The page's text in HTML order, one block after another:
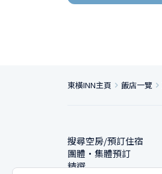
東橫INN主頁 飯店一覽
搜尋空房/預訂住宿
團體・集體預訂
精選